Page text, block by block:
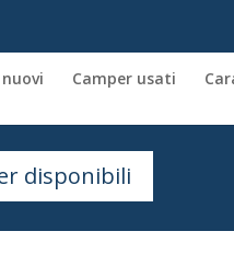
Camper usati
disponibili